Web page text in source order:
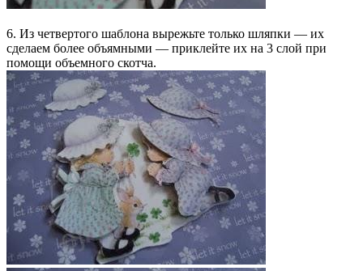
6. Из четвертого шаблона вырежьте только шляпки — их
сделаем более объямными — приклейте их на 3 слой при
помощи объемного скотча.